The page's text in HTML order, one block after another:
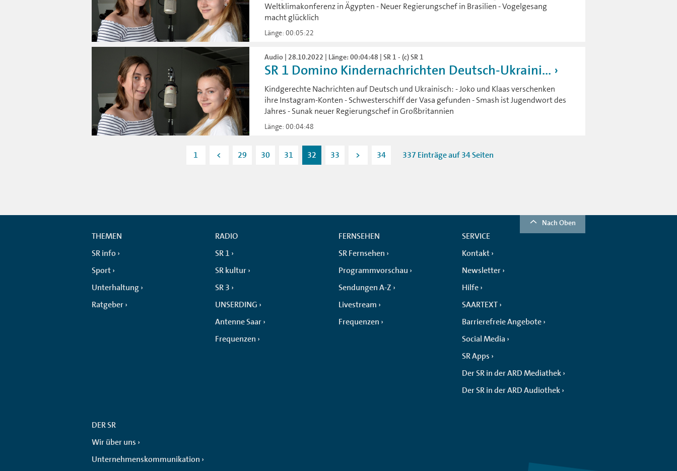
Weltklimakonferenz in Ägypten - Neuer Regierungschef in Brasilien - Vogelgesang
macht glücklich
Länge: 00:05:22
Audio | 28.10.2022 | Länge: 00:04:48 | SR 1 - (c) SR 1
SR 1 Domino Kindernachrichten Deutsch-Ukraini...
Kindgerechte Nachrichten auf Deutsch und Ukrainisch: - Joko und Klaas verschenken
ihre Instagram-Konten - Schwesterschiff der Vasa gefunden - Smash ist Jugendwort des
Jahres - Sunak neuer Regierungschef in Großbritannien
Länge: 00:04:48
1 < 29 30 31 32 33 > 34 337 Einträge auf 34 Seiten
Nach Oben
THEMEN
SR info
Sport
Unterhaltung
Ratgeber
RADIO
SR 1
SR kultur
SR 3
UNSERDING
Antenne Saar
Frequenzen
FERNSEHEN
SR Fernsehen
Programmvorschau
Sendungen A-Z
Livestream
Frequenzen
SERVICE
Kontakt
Newsletter
Hilfe
SAARTEXT
Barrierefreie Angebote
Social Media
SR Apps
Der SR in der ARD Mediathek
Der SR in der ARD Audiothek
DER SR
Wir über uns
Unternehmenskommunikation